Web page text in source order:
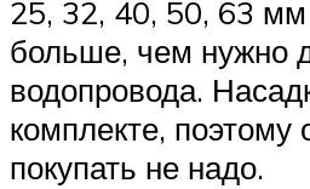
25, 32, 40, 50, 63
больше, чем нужно
водопровода.
комплекте, поэтому
покупать не надо.